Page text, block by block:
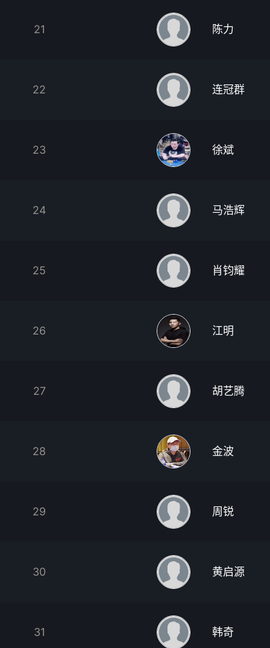
21 陈力
22 连冠群
23 徐斌
24 马浩辉
25 肖钧耀
26 江明
27 胡艺腾
28 金波
29 周锐
30 黄启源
31 韩奇